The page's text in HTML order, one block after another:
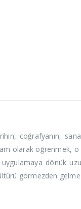
coğrafyanın,
olarak
dönük
görmezden gelme